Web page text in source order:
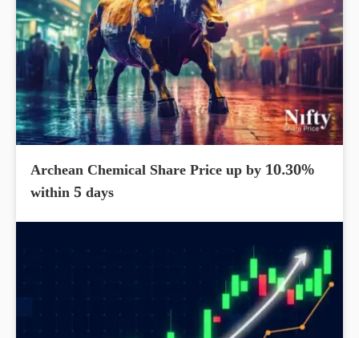
Archean Chemical Share Price up by 10.30%
within 5 days